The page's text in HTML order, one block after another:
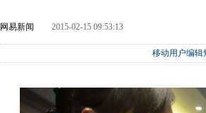
网易新闻 2015-02-15 09:53:13
移动用户编辑